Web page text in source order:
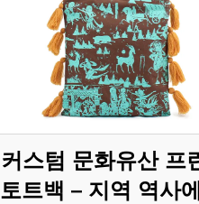
커스텀 문화유산 프
토트백 – 지역 역사